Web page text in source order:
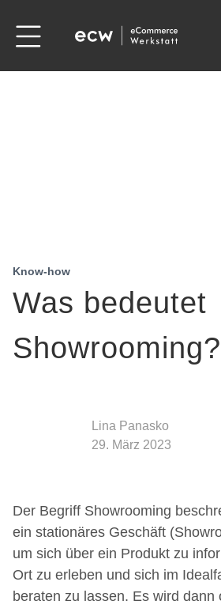
Know-how
Was bedeutet
Showrooming?
Lina Panasko
29. März 2023
Der Begriff Showrooming
ein stationäres Geschäft
um sich über ein Produkt zu
Ort zu erleben und sich im
beraten zu lassen. Es wird dann